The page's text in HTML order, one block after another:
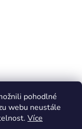
pohodlné
webu neustále
Více